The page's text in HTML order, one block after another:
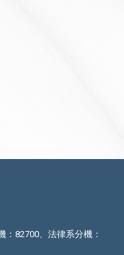
：82700、法律系分機：